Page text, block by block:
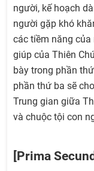
người, kế hoạch
người gặp khó
các tiềm năng
giúp của Thiên
bày trong phần
phần thứ ba sẽ
Trung gian giữa
và chuộc tội con
[Prima